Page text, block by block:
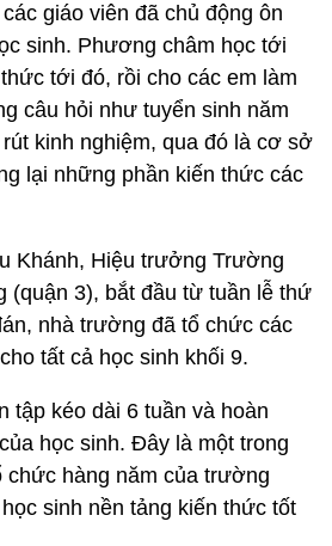
giáo viên đã chủ động ôn
sinh. Phương châm học tới
tới đó, rồi cho các em làm
câu hỏi như tuyển sinh năm
kinh nghiệm, qua đó là cơ sở
lại những phần kiến thức các
Khánh, Hiệu trưởng Trường
(quận 3), bắt đầu từ tuần lễ thứ
nhà trường đã tổ chức các
tất cả học sinh khối 9.
tập kéo dài 6 tuần và hoàn
học sinh. Đây là một trong
chức hàng năm của trường
sinh nền tảng kiến thức tốt